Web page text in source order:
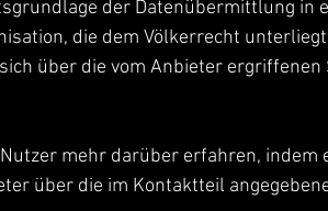
der Datenübermittlung in
die dem Völkerrecht
über die vom Anbieter
mehr darüber erfahren, indem
über die im Kontaktteil